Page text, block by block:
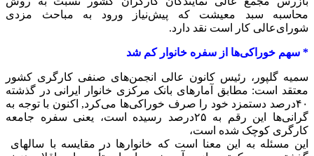
محاسبه سبد معیشت که پیش‌نیاز ورود به مباحث مزدی
شورای‌عالی کار است نقد دارد.
* سهم خوراکی‌ها از سفره خانوار کم شد
سمیه گلپور، رئیس کانون عالی انجمن‌های صنفی کارگری کشور
معتقد است: مطابق آمارهای بانک مرکزی خانوار ایرانی در گذشته
۴۰درصد دستمزد خود را صرف خوراکی‌ها می‌کرد, اکنون با توجه به
گرانی‌ها این رقم به ۲۵درصد رسیده است، یعنی سفره جامعه
کارگری کوچک شده است،
این مسئله به این معنا است که خانوارها در مقایسه با سالهای